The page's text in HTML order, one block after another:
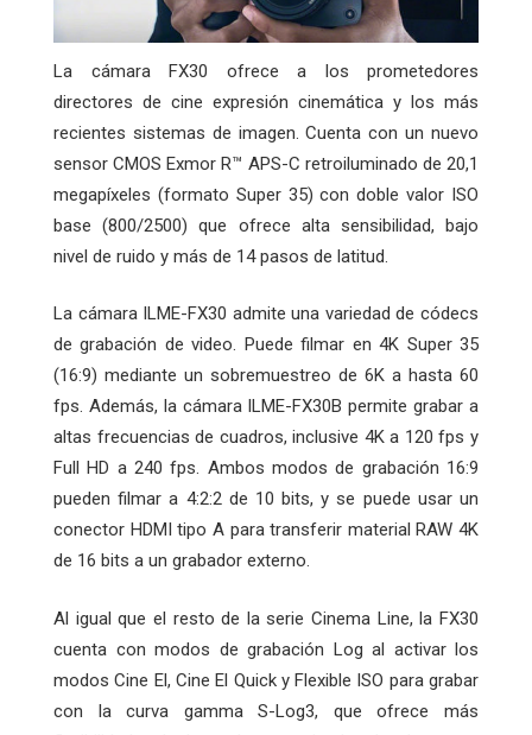
La cámara FX30 ofrece a los prometedores
directores de cine expresión cinemática y los más
recientes sistemas de imagen. Cuenta con un nuevo
sensor CMOS Exmor R™ APS-C retroiluminado de 20,1
megapíxeles (formato Super 35) con doble valor ISO
base (800/2500) que ofrece alta sensibilidad, bajo
nivel de ruido y más de 14 pasos de latitud.
La cámara ILME-FX30 admite una variedad de códecs
de grabación de video. Puede filmar en 4K Super 35
(16:9) mediante un sobremuestreo de 6K a hasta 60
fps. Además, la cámara ILME-FX30B permite grabar a
altas frecuencias de cuadros, inclusive 4K a 120 fps y
Full HD a 240 fps. Ambos modos de grabación 16:9
pueden filmar a 4:2:2 de 10 bits, y se puede usar un
conector HDMI tipo A para transferir material RAW 4K
de 16 bits a un grabador externo.
Al igual que el resto de la serie Cinema Line, la FX30
cuenta con modos de grabación Log al activar los
modos Cine El, Cine El Quick y Flexible ISO para grabar
con la curva gamma S-Log3, que ofrece más